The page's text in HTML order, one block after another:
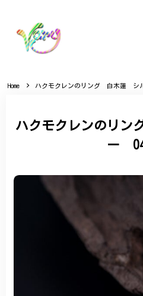
Home ハクモクレンのリング 白木蓮 シ
ハクモクレンのリ
ー